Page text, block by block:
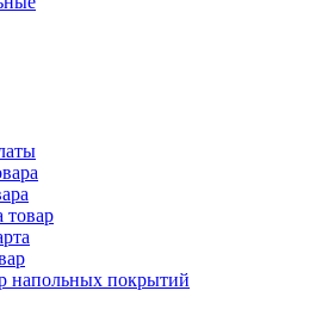
товар
напольных покрытий